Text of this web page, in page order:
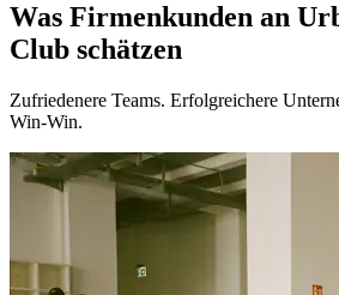
Was Firmenkunden an
Club schätzen
Zufriedenere Teams. Erfolgreichere
Win-Win.